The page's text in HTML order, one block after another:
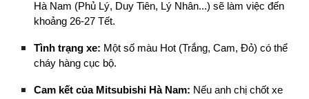
Hà Nam (Phủ Lý, Duy Tiên, Lý Nhân...) sẽ làm việc đến
khoảng 26-27 Tết.
Tình trạng xe: Một số màu Hot (Trắng, Cam, Đỏ) có thể
cháy hàng cục bộ.
Cam kết của Mitsubishi Hà Nam: Nếu anh chị chốt xe